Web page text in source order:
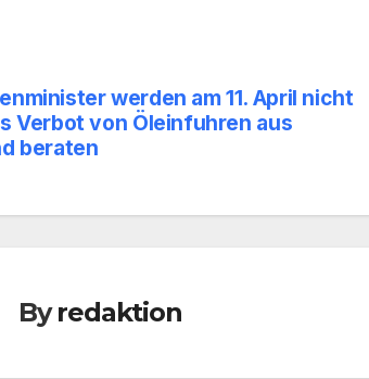
werden am 11. April nicht
Verbot von Öleinfuhren aus
beraten
Byredaktion